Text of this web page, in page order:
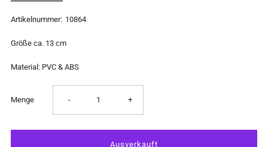
Artikelnummer: 10864
Größe ca. 13 cm
Material: PVC & ABS
Menge Verringere
die
- Erhöhe
die
+